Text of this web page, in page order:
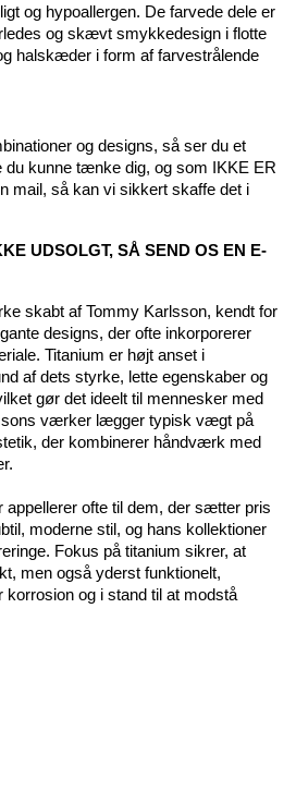
og hypoallergen. De farvede dele er
og skævt smykkedesign i flotte
halskæder i form af farvestrålende
og designs, så ser du et
kunne tænke dig, og som IKKE ER
mail, så kan vi sikkert skaffe det i
UDSOLGT, SÅ SEND OS EN E-
skabt af Tommy Karlsson, kendt for
designs, der ofte inkorporerer
Titanium er højt anset i
af dets styrke, lette egenskaber og
gør det ideelt til mennesker med
værker lægger typisk vægt på
der kombinerer håndværk med
ofte til dem, der sætter pris
moderne stil, og hans kollektioner
Fokus på titanium sikrer, at
men også yderst funktionelt,
korrosion og i stand til at modstå